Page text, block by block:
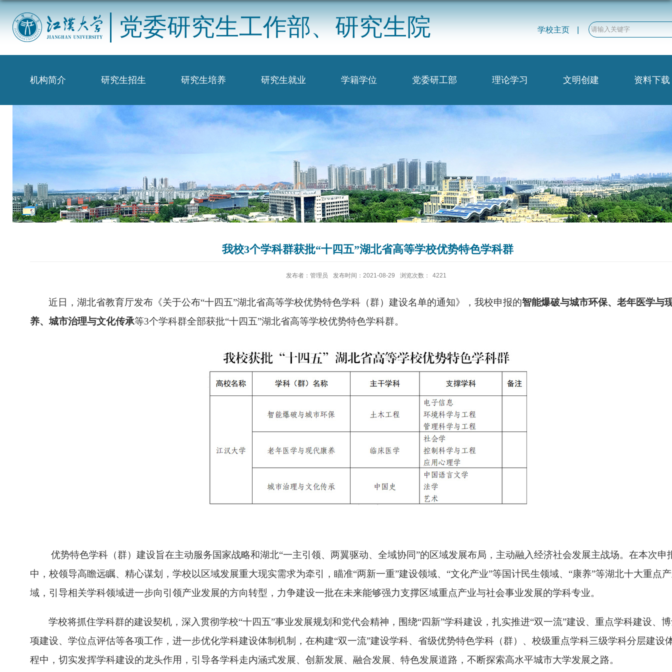
党委研究生工作部、研究生院 学校主页
机构简介 研究生招生 研究生培养 研究生就业 学籍学位 党委研工部 理论学习 文明创建 资料下载
我校3个学科群获批“十四五”湖北省高等学校优势特色学科群
发布者：管理员 发布时间：2021-08-29 浏览次数： 4221
近日，湖北省教育厅发布《关于公布“十四五”湖北省高等学校优势特色学科（群）建设名单的通知》，我校申报的智能爆破与城市环保、老年医学与
养、城市治理与文化传承等3个学科群全部获批“十四五”湖北省高等学校优势特色学科群。
优势特色学科（群）建设旨在主动服务国家战略和湖北“一主引领、两翼驱动、全域协同”的区域发展布局，主动融入经济社会发展主战场。在本次申
中，校领导高瞻远瞩、精心谋划，学校以区域发展重大现实需求为牵引，瞄准“两新一重”建设领域、 “文化产业”等国计民生领域、 “康养”等湖北十大重点
域，引导相关学科领域进一步向引领产业发展的方向转型，力争建设一批在未来能够强力支撑区域重点产业与社会事业发展的学科专业。
学校将抓住学科群的建设契机，深入贯彻学校“十四五”事业发展规划和党代会精神，围绕“四新”学科建设，扎实推进“双一流”建设、重点学科建设、
项建设、学位点评估等各项工作，进一步优化学科建设体制机制，在构建“双一流”建设学科、省级优势特色学科（群）、校级重点学科三级学科分层建设
程中，切实发挥学科建设的龙头作用，引导各学科走内涵式发展、创新发展、融合发展、特色发展道路，不断探索高水平城市大学发展之路。